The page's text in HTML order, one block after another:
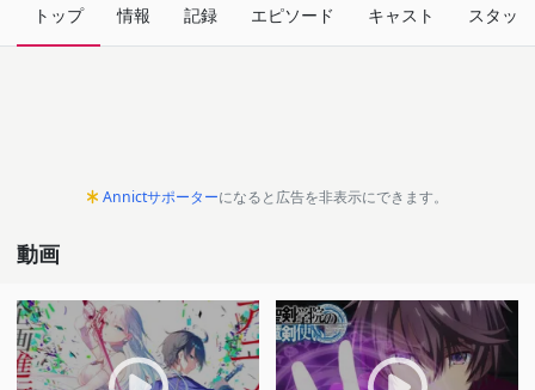
トップ 情報 記録 エピソード キャスト スタッフ
Annictサポーターになると広告を非表示にできます。
動画